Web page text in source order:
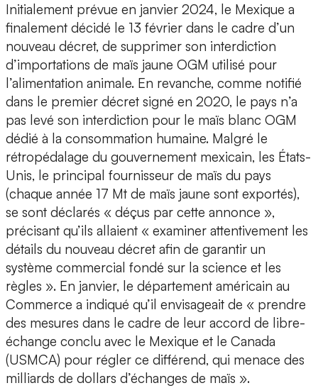
Initialement prévue en janvier 2024, le Mexique a
finalement décidé le 13 février dans le cadre d’un
nouveau décret, de supprimer son interdiction
d’importations de maïs jaune OGM utilisé pour
l’alimentation animale. En revanche, comme notifié
dans le premier décret signé en 2020, le pays n’a
pas levé son interdiction pour le maïs blanc OGM
dédié à la consommation humaine. Malgré le
rétropédalage du gouvernement mexicain, les États-
Unis, le principal fournisseur de maïs du pays
(chaque année 17 Mt de maïs jaune sont exportés),
se sont déclarés « déçus par cette annonce »,
précisant qu’ils allaient « examiner attentivement les
détails du nouveau décret afin de garantir un
système commercial fondé sur la science et les
règles ». En janvier, le département américain au
Commerce a indiqué qu’il envisageait de « prendre
des mesures dans le cadre de leur accord de libre-
échange conclu avec le Mexique et le Canada
(USMCA) pour régler ce différend, qui menace des
milliards de dollars d’échanges de maïs ».